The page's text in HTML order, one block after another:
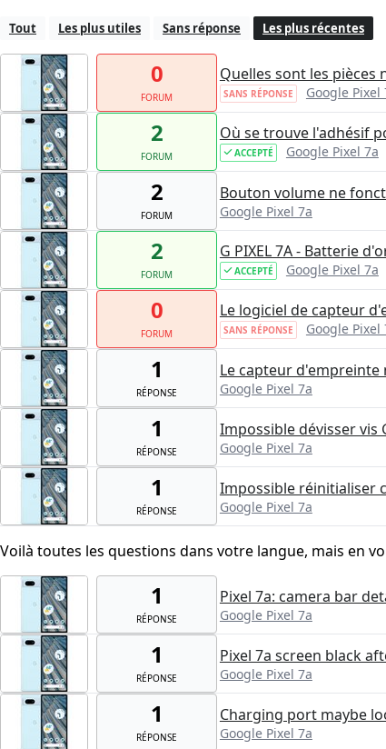
Tout Les plus utiles Sans réponse Les plus récentes
0
FORUM
Quelles sont les pièces
SANS RÉPONSE Google Pixel
2
FORUM
Où se trouve l'adhésif
ACCEPTÉ Google Pixel 7a
2
FORUM
Bouton volume ne
Google Pixel 7a
2
FORUM
G PIXEL 7A - Batterie
ACCEPTÉ Google Pixel 7a
0
FORUM
Le logiciel de capteur
SANS RÉPONSE Google Pixel
1
RÉPONSE
Le capteur d'empreinte
Google Pixel 7a
1
RÉPONSE
Impossible dévisser vis
Google Pixel 7a
1
RÉPONSE
Impossible réinitialiser
Google Pixel 7a
Voilà toutes les questions dans votre langue, mais en
1
RÉPONSE
Pixel 7a: camera bar
Google Pixel 7a
1
RÉPONSE
Pixel 7a screen black
Google Pixel 7a
1
RÉPONSE
Charging port maybe
Google Pixel 7a